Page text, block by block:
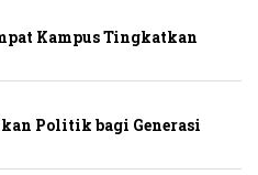
Kampus Tingkatkan
Politik bagi Generasi